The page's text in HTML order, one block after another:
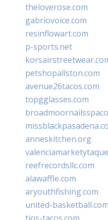
theloverose.com
gabriovoice.com
resinflowart.com
p-sports.net
petshopallston.com
avenue26tacos.com
topgglasses.com
anneskitchen.org
reefrecordsllc.com
alawaffle.com
aryouthfishing.com
united-basketball.com